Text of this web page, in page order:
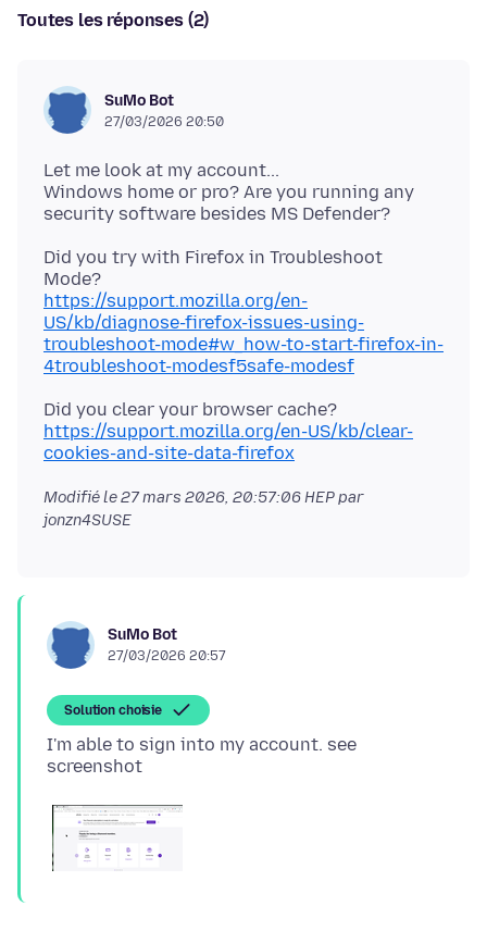
Toutes les réponses (2)
SuMo Bot
27/03/2026 20:50
Let me look at my account...
Windows home or pro? Are you running any
Did you try with Firefox in Troubleshoot
https://support.mozilla.org/en-
US/kb/diagnose-firefox-issues-using-
troubleshoot-mode#w_how-to-start-firefox-in-
4troubleshoot-modesf5safe-modesf
Did you clear your browser cache?
https://support.mozilla.org/en-US/kb/clear-
cookies-and-site-data-firefox
Modifié le27 mars 2026, 20:57:06 HEPpar
jonzn4SUSE
SuMo Bot
27/03/2026 20:57
Solution choisie
I'm able to sign into my account. see